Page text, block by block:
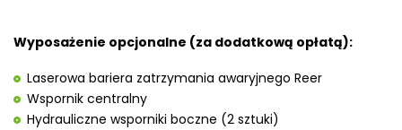
Wyposażenie opcjonalne (za dodatkową opłatą):
Laserowa bariera zatrzymania awaryjnego Reer
Wspornik centralny
Hydrauliczne wsporniki boczne (2 sztuki)